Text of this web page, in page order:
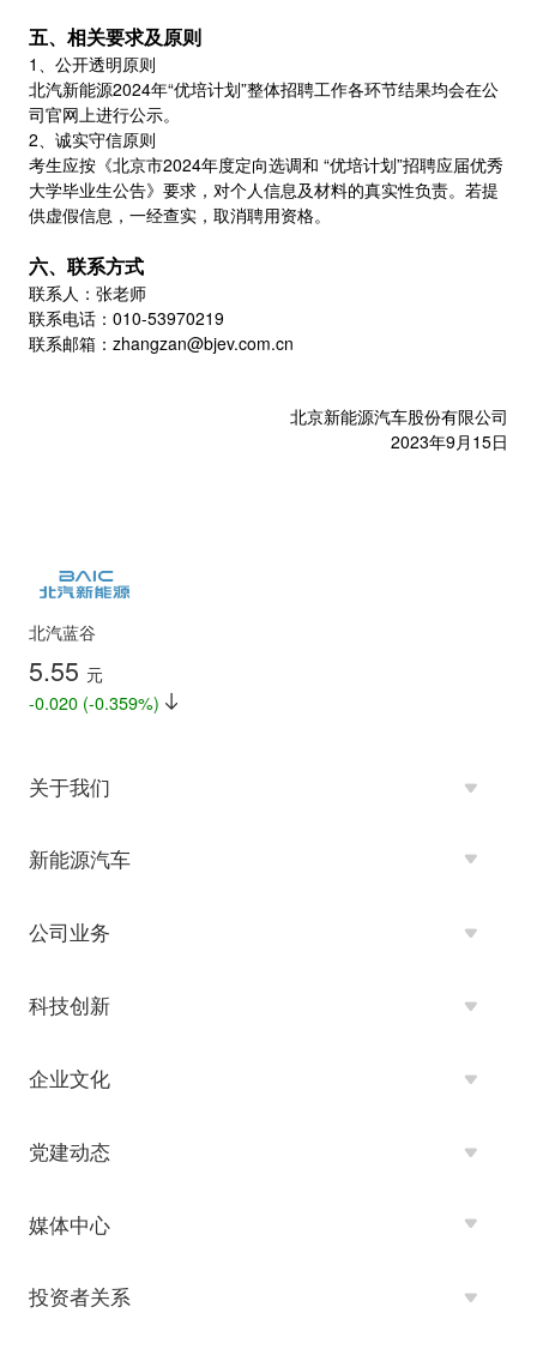
五、相关要求及原则
1、公开透明原则
北汽新能源2024年“优培计划”整体招聘工作各环节结果均会在公
司官网上进行公示。
2、诚实守信原则
考生应按《北京市2024年度定向选调和 “优培计划”招聘应届优秀
大学毕业生公告》要求，对个人信息及材料的真实性负责。若提
供虚假信息，一经查实，取消聘用资格。
六、联系方式
联系人：张老师
联系电话：010-53970219
联系邮箱：zhangzan@bjev.com.cn
北京新能源汽车股份有限公司
2023年9月15日
北汽蓝谷
5.55 元
-0.020 (-0.359%)
关于我们
新能源汽车
公司业务
科技创新
企业文化
党建动态
媒体中心
投资者关系